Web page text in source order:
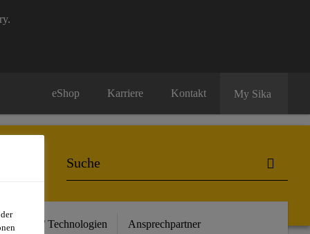
eShop Karriere Kontakt My Sika
/ Technologien Ansprechpartner